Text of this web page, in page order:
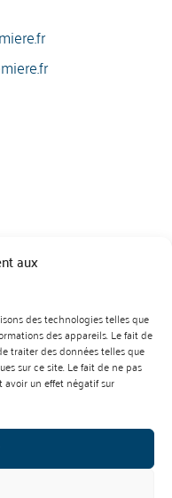
aux
des technologies telles que
des appareils. Le fait de
traiter des données telles que
sur ce site. Le fait de ne pas
un effet négatif sur
SUR LOIRE
07